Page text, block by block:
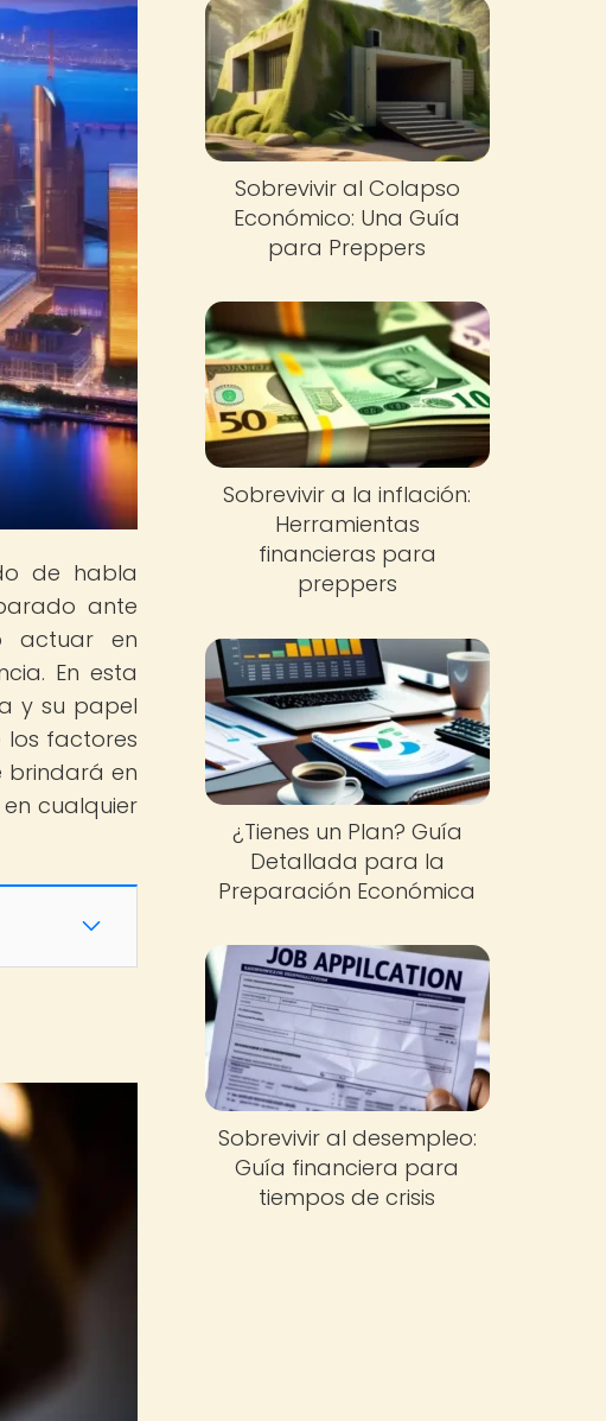
de habla
ante
actuar en
En esta
y su papel
los factores
brindará en
cualquier
Sobrevivir al Colapso
Económico: Una Guía
para Preppers
Sobrevivir a la inflación:
Herramientas
financieras para
preppers
¿Tienes un Plan? Guía
Detallada para la
Preparación Económica
Sobrevivir al desempleo:
Guía financiera para
tiempos de crisis